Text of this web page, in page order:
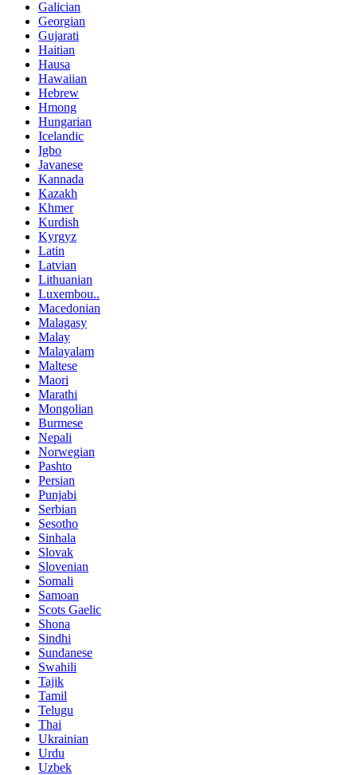
Galician
Georgian
Gujarati
Haitian
Hausa
Hawaiian
Hebrew
Hmong
Hungarian
Icelandic
Igbo
Javanese
Kannada
Kazakh
Khmer
Kurdish
Kyrgyz
Latin
Latvian
Lithuanian
Luxembou..
Macedonian
Malagasy
Malay
Malayalam
Maltese
Maori
Marathi
Mongolian
Burmese
Nepali
Norwegian
Pashto
Persian
Punjabi
Serbian
Sesotho
Sinhala
Slovak
Slovenian
Somali
Samoan
Scots Gaelic
Shona
Sindhi
Sundanese
Swahili
Tajik
Tamil
Telugu
Thai
Ukrainian
Urdu
Uzbek